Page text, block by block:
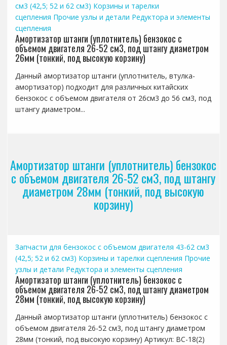
см3 (42,5; 52 и 62 см3) Корзины и тарелки
сцепления Прочие узлы и детали Редуктора и элементы
сцепления
Амортизатор штанги (уплотнитель) бензокос с
объемом двигателя 26-52 см3, под штангу диаметром
26мм (тонкий, под высокую корзину)
Данный амортизатор штанги (уплотнитель, втулка-
амортизатор) подходит для различных китайских
бензокос с объемом двигателя от 26см3 до 56 см3, под
штангу диаметром...
Амортизатор штанги (уплотнитель) бензокос
с объемом двигателя 26-52 см3, под штангу
диаметром 28мм (тонкий, под высокую
корзину)
Запчасти для бензокос с объемом двигателя 43-62 см3
(42,5; 52 и 62 см3) Корзины и тарелки сцепления Прочие
узлы и детали Редуктора и элементы сцепления
Амортизатор штанги (уплотнитель) бензокос с
объемом двигателя 26-52 см3, под штангу диаметром
28мм (тонкий, под высокую корзину)
Данный амортизатор штанги (уплотнитель) бензокос с
объемом двигателя 26-52 см3, под штангу диаметром
28мм (тонкий, под высокую корзину) Артикул: BC-18(2)